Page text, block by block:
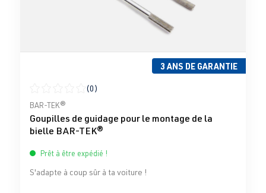
3 ANS DE GARANTIE
Note moyenne de 0 sur 5 étoiles
(0)
BAR-TEK®
Goupilles de guidage pour le montage de la
bielle BAR-TEK®
Prêt à être expédié !
S'adapte à coup sûr à ta voiture !